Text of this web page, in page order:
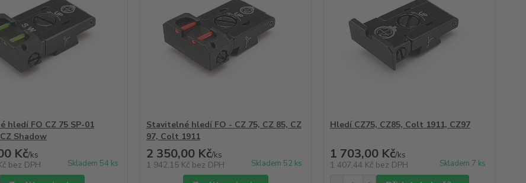
hledí FO CZ 75 SP-01
Shadow
Kč/ks
bez DPH Skladem 54 ks
Stavitelné hledí FO - CZ 75, CZ 85, CZ
97, Colt 1911
2 350,00 Kč/ks
1 942,15 Kč bez DPH Skladem 52 ks
Hledí CZ75, CZ85, Colt 1911, CZ97
1 703,00 Kč/ks
1 407,44 Kč bez DPH Skladem 7 ks